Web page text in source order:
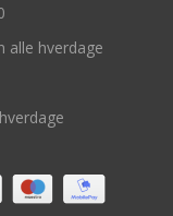
alle hverdage